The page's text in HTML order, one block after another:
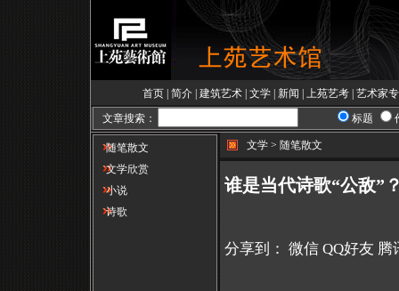
首页 简介 建筑艺术 文学 新闻 上苑艺考 艺术家
文章搜索：
标题
随笔散文
文学欣赏
小说
诗歌
文学 > 随笔散文
谁是当代诗歌“公敌”
分享到： 微信 QQ好友 腾